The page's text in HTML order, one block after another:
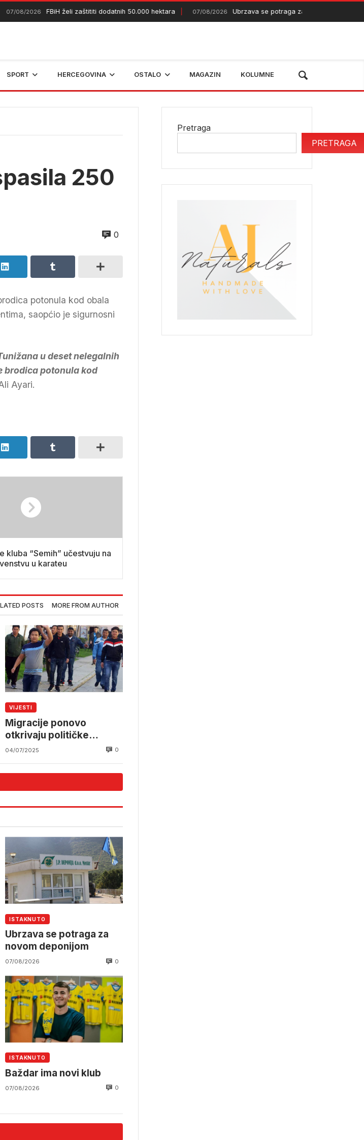
07/08/2026 FBiH želi zaštititi dodatnih 50.000 hektara 07/08/2026 Ubrzava se potraga za novom deponijom
SPORT HERCEGOVINA OSTALO MAGAZIN KOLUMNE
250
0
potonula kod obala
saopćio je sigurnosni
u deset nelegalnih
brodica potonula kod
Ayari.
kluba “Semih” učestvuju na
u karateu
POSTS MORE FROM AUTHOR
VIJESTI
Migracije ponovo
otkrivaju političke
podjele u BiH
04/07/2025 0
ISTAKNUTO
Ubrzava se potraga za
novom deponijom
07/08/2026 0
ISTAKNUTO
Baždar ima novi klub
07/08/2026 0
Pretraga
PRETRAGA